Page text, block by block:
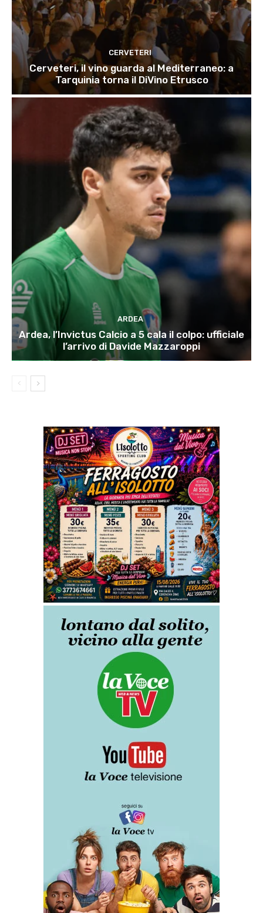
CERVETERI
Cerveteri, il vino guarda al Mediterraneo: a
Tarquinia torna il DiVino Etrusco
ARDEA
Ardea, l’Invictus Calcio a 5 cala il colpo: ufficiale
l’arrivo di Davide Mazzaroppi